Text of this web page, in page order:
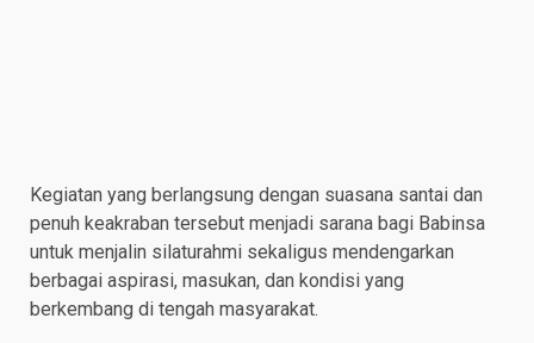
Kegiatan yang berlangsung dengan suasana santai dan
penuh keakraban tersebut menjadi sarana bagi Babinsa
untuk menjalin silaturahmi sekaligus mendengarkan
berbagai aspirasi, masukan, dan kondisi yang
berkembang di tengah masyarakat.